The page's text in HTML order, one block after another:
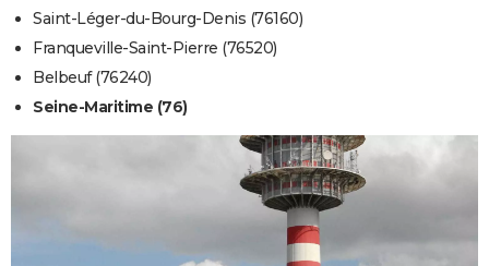
Saint-Léger-du-Bourg-Denis (76160)
Franqueville-Saint-Pierre (76520)
Belbeuf (76240)
Seine-Maritime (76)